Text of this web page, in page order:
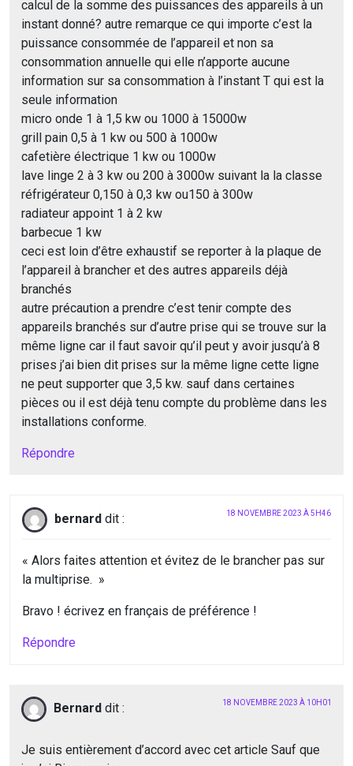
calcul de la somme des puissances des appareils à un
instant donné? autre remarque ce qui importe c’est la
puissance consommée de l’appareil et non sa
consommation annuelle qui elle n’apporte aucune
information sur sa consommation à l’instant T qui est la
seule information
micro onde 1 à 1,5 kw ou 1000 à 15000w
grill pain 0,5 à 1 kw ou 500 à 1000w
cafetière électrique 1 kw ou 1000w
lave linge 2 à 3 kw ou 200 à 3000w suivant la la classe
réfrigérateur 0,150 à 0,3 kw ou150 à 300w
radiateur appoint 1 à 2 kw
barbecue 1 kw
ceci est loin d’être exhaustif se reporter à la plaque de
l’appareil à brancher et des autres appareils déjà
branchés
autre précaution a prendre c’est tenir compte des
appareils branchés sur d’autre prise qui se trouve sur la
même ligne car il faut savoir qu’il peut y avoir jusqu’à 8
prises j’ai bien dit prises sur la même ligne cette ligne
ne peut supporter que 3,5 kw. sauf dans certaines
pièces ou il est déjà tenu compte du problème dans les
installations conforme.
Répondre
bernard dit : 18 NOVEMBRE 2023 À 5H46
« Alors faites attention et évitez de le brancher pas sur
la multiprise. »
Bravo ! écrivez en français de préférence !
Répondre
Bernard dit : 18 NOVEMBRE 2023 À 10H01
Je suis entièrement d’accord avec cet article Sauf que